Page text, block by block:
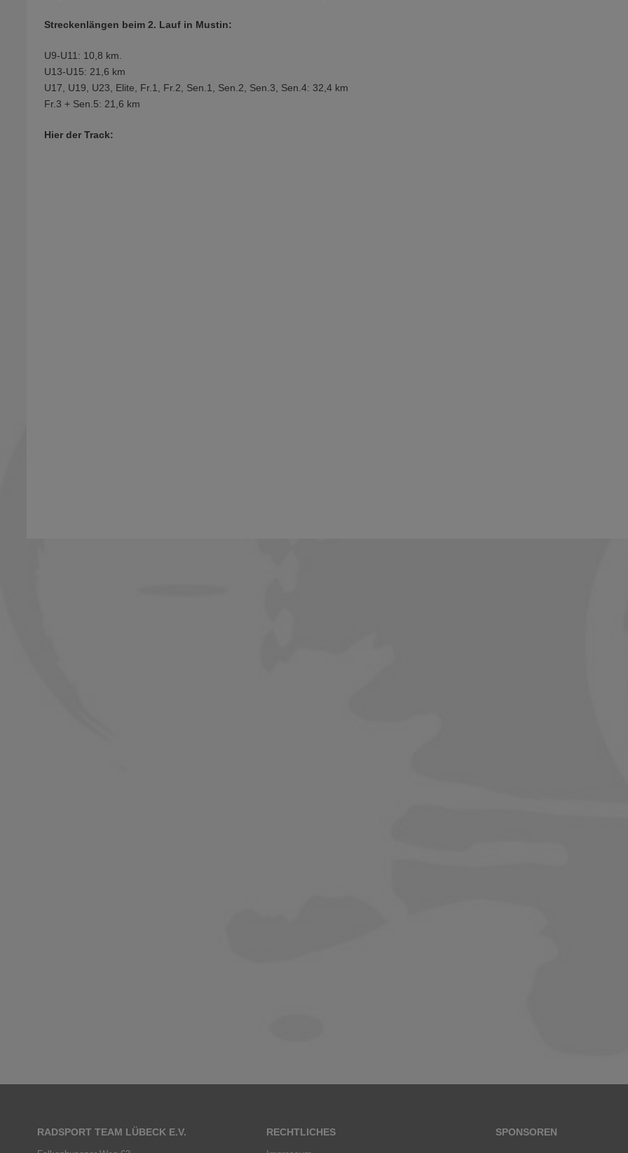
Streckenlängen beim 2. Lauf in Mustin:
U9-U11: 10,8 km.
U13-U15: 21,6 km
U17, U19, U23, Elite, Fr.1, Fr.2, Sen.1, Sen.2, Sen.3, Sen.4: 32,4 km
Fr.3 + Sen.5: 21,6 km
Hier der Track:
RADSPORT TEAM LÜBECK E.V. RECHTLICHES SPONSOREN